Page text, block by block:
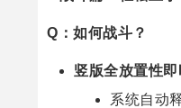
Q：如何战斗？
竖版全放置性即
系统自动